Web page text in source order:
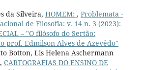
da Silveira, HOMEM: , Problemata -
de Filosofia: v. 14 n. 3 (2023):
– "O filósofo do Sertão:
prof. Edmilson Alves de Azevêdo"
Botton, Lis Helena Aschermann
CARTOGRAFIAS DO ENSINO DE